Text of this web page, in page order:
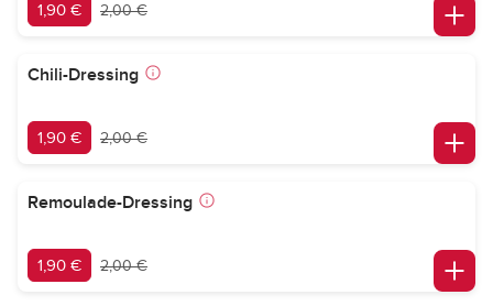
1,90 € 2,00 €
Chili-Dressing
1,90 € 2,00 €
Remoulade-Dressing
1,90 € 2,00 €